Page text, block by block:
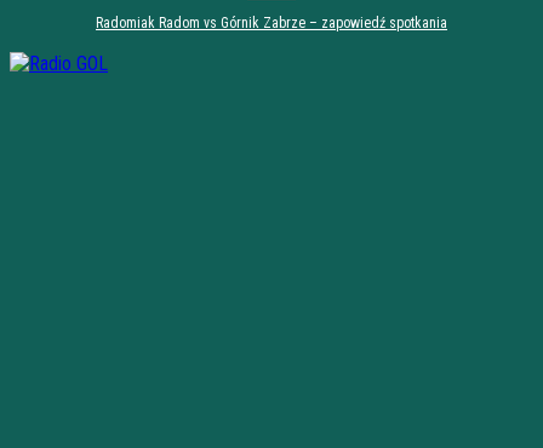
Radomiak Radom vs Górnik Zabrze – zapowiedź spotkania